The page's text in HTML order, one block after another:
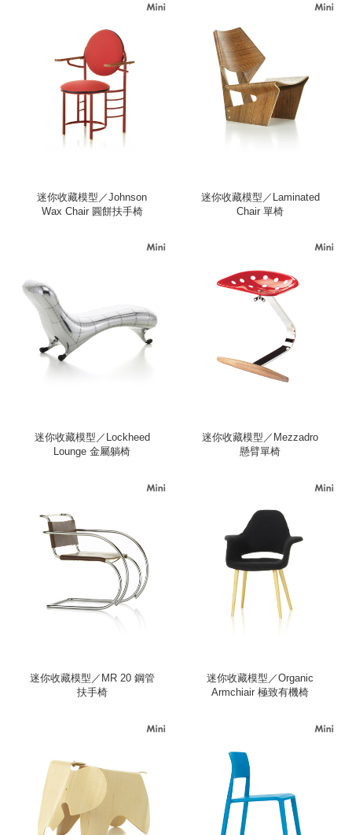
迷你收藏模型／Johnson
Wax Chair 圓餅扶手椅
迷你收藏模型／Laminated
Chair 單椅
迷你收藏模型／Lockheed
Lounge 金屬躺椅
迷你收藏模型／Mezzadro
懸臂單椅
迷你收藏模型／MR 20 鋼管
扶手椅
迷你收藏模型／Organic
Armchiair 極致有機椅